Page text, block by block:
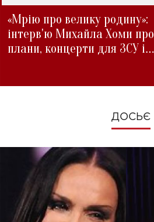
«Мрію про велику родину»:
інтерв'ю Михайла Хоми про
плани, концерти для ЗСУ і
ДОСЬЄ